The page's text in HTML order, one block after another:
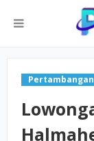
Pertambangan